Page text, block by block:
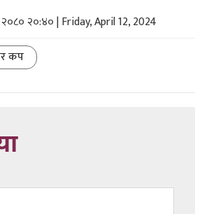
२०:४० | Friday, April 12, 2024
कप